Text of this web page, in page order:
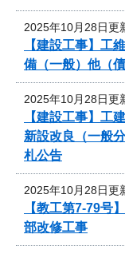
2025年10月28日更
【建設工事】
備（一般）他（
2025年10月28日更
【建設工事】
新設改良（一般
札公告
2025年10月28日更
【教工第7-79号
部改修工事